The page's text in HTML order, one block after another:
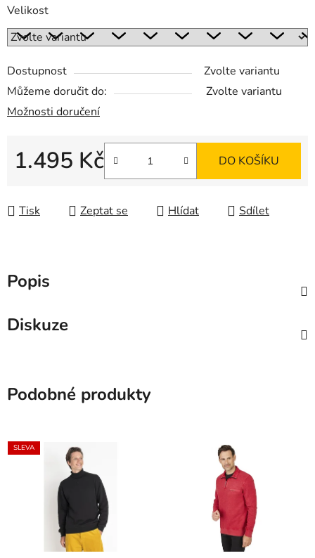
Velikost
Dostupnost
Zvolte variantu
Můžeme doručit do:
Zvolte variantu
Možnosti doručení
1.495 Kč DO KOŠÍKU
Tisk Zeptat se Hlídat Sdílet
Popis
Diskuze
Podobné produkty
SLEVA